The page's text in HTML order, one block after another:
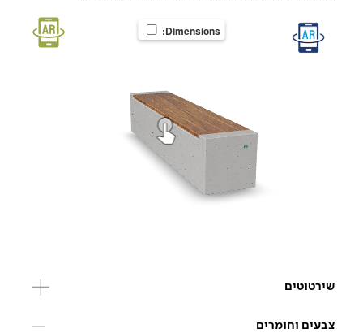
Dimensions:
שירטוטים
צבעים וחומרים